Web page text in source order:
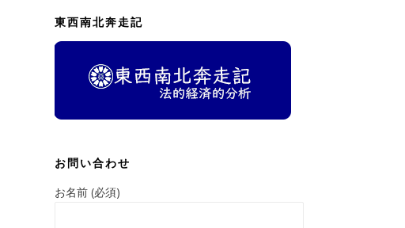
東西南北奔走記
お問い合わせ
お名前 (必須)